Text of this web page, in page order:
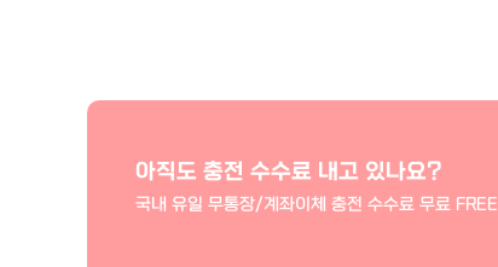
아직도 충전 수수료 내고 있나요?
국내 유일 무통장/계좌이체 충전 수수료 무료 FREE